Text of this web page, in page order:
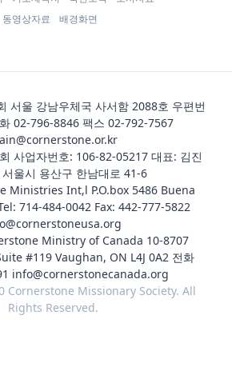
동영상자료
배경화면
서울 강남우체국 사서함 2088호 우편번
02-796-8846 팩스 02-792-7567
사업자번호: 106-82-05217 대표: 김진
울시 용산구 한남대로 41-6
Ministries Int,l P.O.box 5486 Buena
714-484-0042 Fax: 442-777-5822
Ministry of Canada 10-8707
#119 Vaughan, ON L4J 0A2 전화
info@cornerstonecanada.org
Cornerstone Missionary Society. All
Rights Reserved.